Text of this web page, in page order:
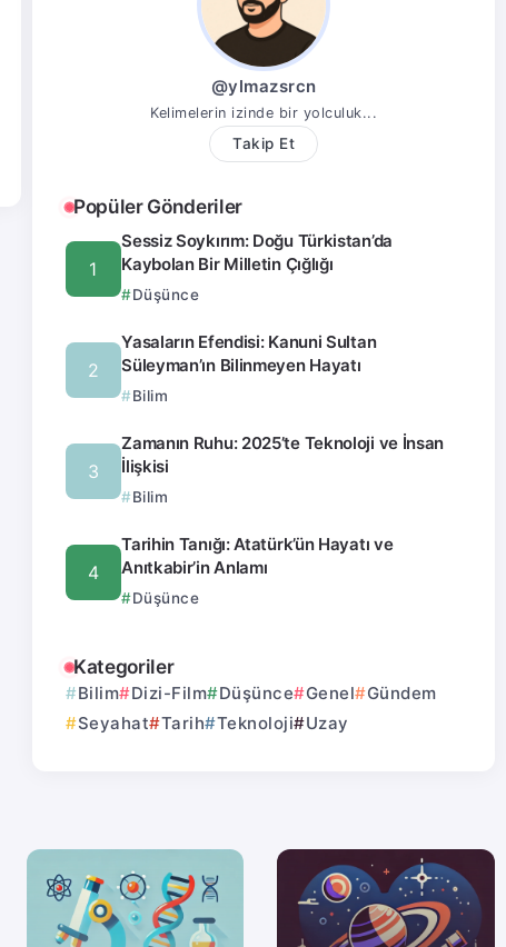
@ylmazsrcn
Kelimelerin izinde bir yolculuk...
Takip Et
Popüler Gönderiler
Sessiz Soykırım: Doğu Türkistan’da
Kaybolan Bir Milletin Çığlığı
Düşünce
Yasaların Efendisi: Kanuni Sultan
Süleyman’ın Bilinmeyen Hayatı
Bilim
Zamanın Ruhu: 2025’te Teknoloji ve İnsan
İlişkisi
Bilim
Tarihin Tanığı: Atatürk’ün Hayatı ve
Anıtkabir’in Anlamı
Düşünce
Kategoriler
Bilim Dizi-Film Düşünce Genel
Gündem
Seyahat Tarih Teknoloji Uzay